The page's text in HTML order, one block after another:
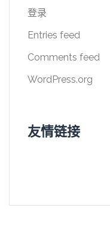
登录
Entries feed
Comments feed
WordPress.org
友情链接